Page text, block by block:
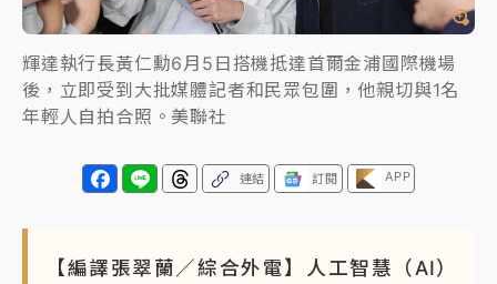
本周爆款短影音｜ 柯文哲帶電子手鐶拄拐杖現身／周玉
蔻蔡玉真開撕爆料
周末精選｜ 跨境網購族注意！EZ Way若改由政府委
任 預算難關如何解？
蔣萬安的建中同學！47歲法律學霸戰桃園 公開上任首
輝達執行長黃仁勳6月5日搭機抵達首爾金浦國際機場
後，立即受到大批媒體記者和民眾包圍，他親切與1名
年輕人自拍合照。美聯社
連結 訂閱 APP
【編譯張翠蘭／綜合外電】人工智慧（AI）